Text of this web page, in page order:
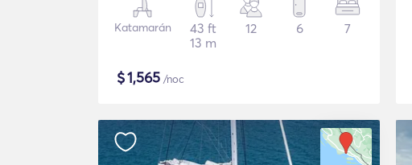
Katamarán
43 ft
13 m
12 6 7
$1,565 /noc